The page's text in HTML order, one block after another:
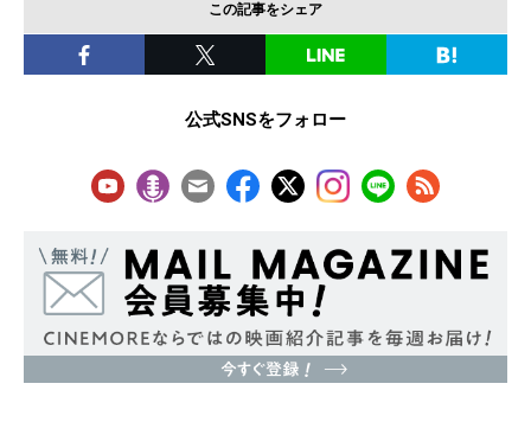
この記事をシェア
公式SNSをフォロー